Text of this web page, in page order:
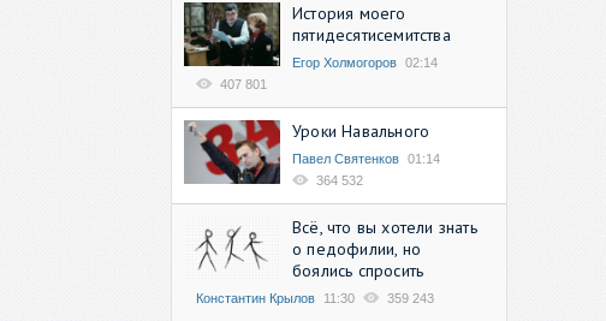
История моего
пятидесятисемитства
Егор Холмогоров 02:14
407 801
Уроки Навального
Павел Святенков 01:14
364 532
Всё, что вы хотели знать
о педофилии, но
боялись спросить
Константин Крылов 11:30 359 243